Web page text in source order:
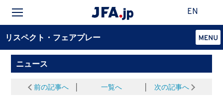
EN
リスペクト・フェアプレー
ニュース
前の記事へ 一覧へ 次の記事へ